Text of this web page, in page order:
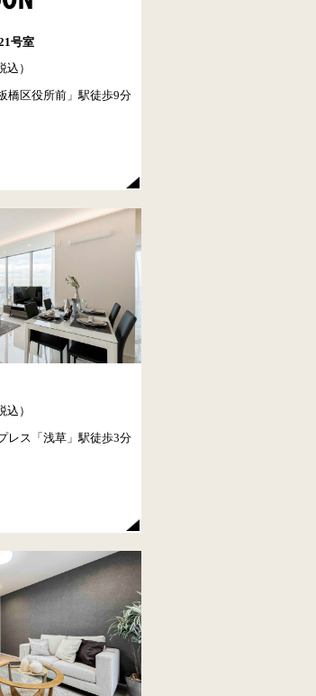
号室
込）
橋区役所前」駅徒歩9分
込）
レス「浅草」駅徒歩3分